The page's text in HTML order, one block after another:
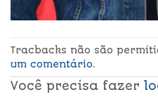
Tracbacks não são
um comentário.
Você precisa fazer